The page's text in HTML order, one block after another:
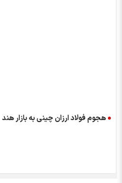
هجوم فولاد ارزان چینی به بازار هند